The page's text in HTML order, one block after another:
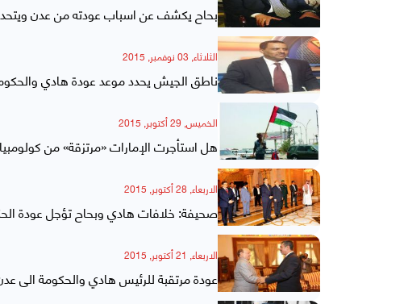
بحاح يكشف عن اسباب عودته من عدن
الثلاثاء, 03 نوفمبر, 2015
ناطق الجيش يحدد موعد عودة هادي
الخميس, 29 أكتوبر, 2015
هل استأجرت الإمارات «مرتزقة» من
الاربعاء, 28 أكتوبر, 2015
صحيفة: خلافات هادي وبحاح تؤجل عودة
الاربعاء, 21 أكتوبر, 2015
عودة مرتقبة للرئيس هادي والحكومة الى